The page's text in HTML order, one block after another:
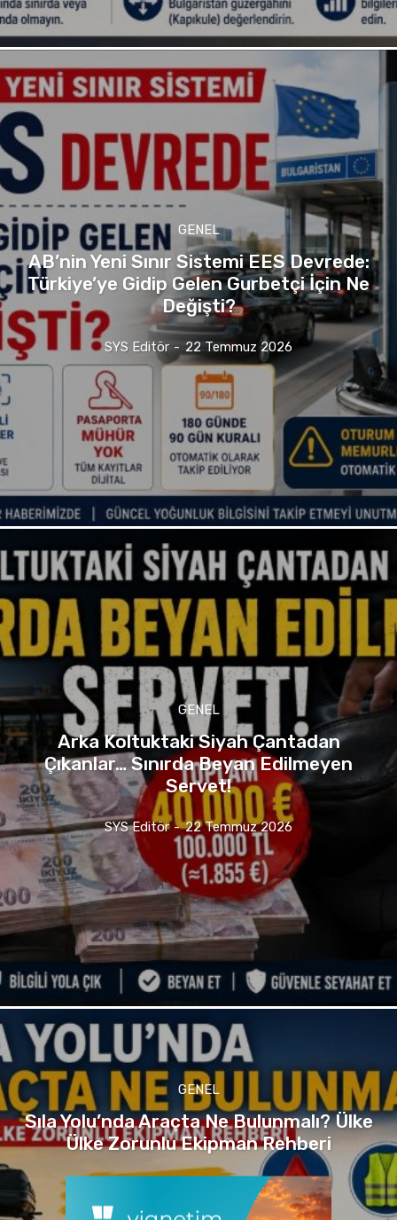
GENEL
AB’nin Yeni Sınır Sistemi EES Devrede:
Türkiye’ye Gidip Gelen Gurbetçi İçin Ne
Değişti?
SYS Editör - 22 Temmuz 2026
GENEL
Arka Koltuktaki Siyah Çantadan
Çıkanlar… Sınırda Beyan Edilmeyen
Servet!
SYS Editör - 22 Temmuz 2026
GENEL
Sıla Yolu’nda Araçta Ne Bulunmalı? Ülke
Ülke Zorunlu Ekipman Rehberi